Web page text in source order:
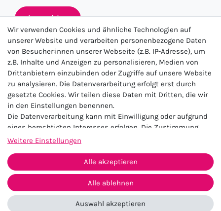
Anmelden
★★★★★
4.5 / 5.0 (23.143)
Impressum Daten­schutz­erklärung
AGB
Widerrufs­recht
Kontakt
Vertrag widerrufen
Wir verwenden Cookies und ähnliche Technologien auf
unserer Website und verarbeiten personenbezogene Daten
von Besucher:innen unserer Webseite (z.B. IP-Adresse), um
z.B. Inhalte und Anzeigen zu personalisieren, Medien von
Drittanbietern einzubinden oder Zugriffe auf unsere Website
zu analysieren. Die Datenverarbeitung erfolgt erst durch
gesetzte Cookies. Wir teilen diese Daten mit Dritten, die wir
in den Einstellungen benennen.
Die Datenverarbeitung kann mit Einwilligung oder aufgrund
eines berechtigten Interesses erfolgen. Die Zustimmung
kann erteilt oder abgelehnt werden. Es besteht das Recht,
Zeitpunkt zu ändern oder zu widerrufen. Beachten Sie unser
Impressumund weitere Hinweise zur Verwendung
personenbezogener Daten in unserer
Weitere Einstellungen
Alle akzeptieren
Alle ablehnen
Auswahl akzeptieren